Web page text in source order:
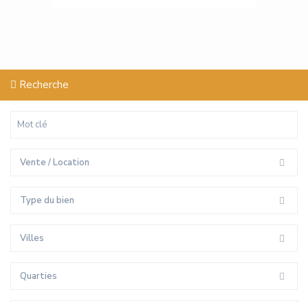
Recherche
Vente / Location
Type du bien
Villes
Quarties